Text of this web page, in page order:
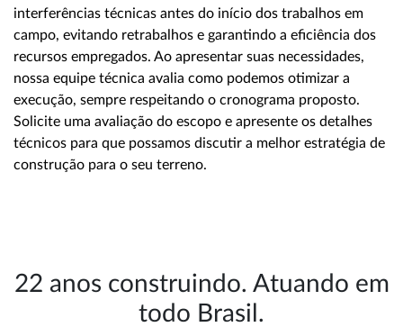
interferências técnicas antes do início dos trabalhos em
campo, evitando retrabalhos e garantindo a eficiência dos
recursos empregados. Ao apresentar suas necessidades,
nossa equipe técnica avalia como podemos otimizar a
execução, sempre respeitando o cronograma proposto.
Solicite uma avaliação do escopo e apresente os detalhes
técnicos para que possamos discutir a melhor estratégia de
construção para o seu terreno.
22 anos construindo. Atuando em
todo Brasil.